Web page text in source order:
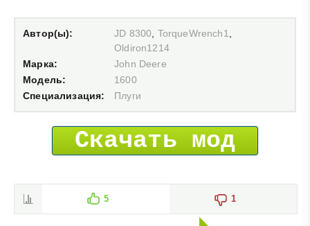
Автор(ы): JD 8300 TorqueWrench1
Oldiron1214
Марка:
John Deere
Модель:
1600
Специализация:
Плуги
Скачать мод
5 1